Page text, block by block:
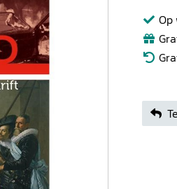
Op